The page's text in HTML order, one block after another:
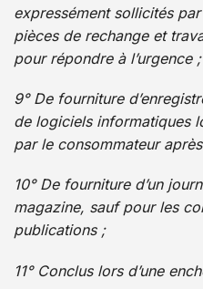
expressément sollicités
pièces de rechange et
pour répondre à l’urgence ;
9° De fourniture
de logiciels informatiques
par le consommateur
10° De fourniture d’un
magazine, sauf pour les
publications ;
11° Conclus lors d’une